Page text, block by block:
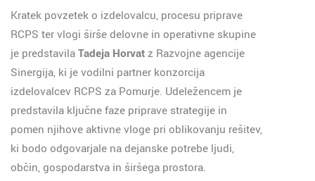
Kratek povzetek o izdelovalcu, procesu priprave
RCPS ter vlogi širše delovne in operativne skupine
je predstavilaTadeja Horvatz Razvojne agencije
Sinergija, ki je vodilni partner konzorcija
izdelovalcev RCPS za Pomurje. Udeležencem je
predstavila ključne faze priprave strategije in
pomen njihove aktivne vloge pri oblikovanju rešitev,
ki bodo odgovarjale na dejanske potrebe ljudi,
občin, gospodarstva in širšega prostora.